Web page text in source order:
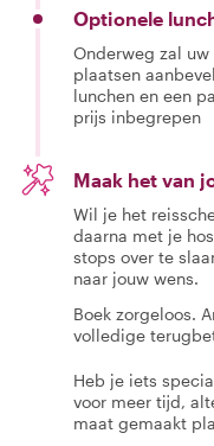
Optionele
Onderweg zal
plaatsen
lunchen en een
prijs inbegrepen
Maak het van
Wil je het
daarna met je
stops over te
naar jouw wens.
Boek zorgeloos.
volledige
Heb je iets
voor meer tijd,
maat gemaakt